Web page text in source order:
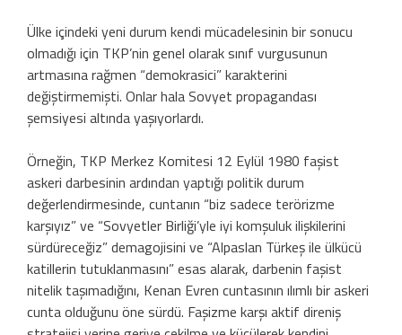
Ülke içindeki yeni durum kendi mücadelesinin bir sonucu
olmadığı için TKP’nin genel olarak sınıf vurgusunun
artmasına rağmen “demokrasici” karakterini
değiştirmemişti. Onlar hala Sovyet propagandası
şemsiyesi altında yaşıyorlardı.
Örneğin, TKP Merkez Komitesi 12 Eylül 1980 faşist
askeri darbesinin ardından yaptığı politik durum
değerlendirmesinde, cuntanın “biz sadece terörizme
karşıyız” ve “Sovyetler Birliği’yle iyi komşuluk ilişkilerini
sürdüreceğiz” demagojisini ve “Alpaslan Türkeş ile ülkücü
katillerin tutuklanmasını” esas alarak, darbenin faşist
nitelik taşımadığını, Kenan Evren cuntasının ılımlı bir askeri
cunta olduğunu öne sürdü. Faşizme karşı aktif direniş